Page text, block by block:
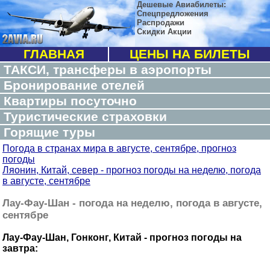
Дешевые Авиабилеты:
Спецпредложения
Распродажи
Скидки Акции
ГЛАВНАЯ
ЦЕНЫ НА БИЛЕТЫ
ТАКСИ, трансферы в аэропорты
Бронирование отелей
Квартиры посуточно
Туристические страховки
Горящие туры
Погода в странах мира в августе, сентябре, прогноз
погоды
Ляонин, Китай, север - прогноз погоды на неделю, погода
в августе, сентябре
Лау-Фау-Шан - погода на неделю, погода в августе,
сентябре
Лау-Фау-Шан, Гонконг, Китай - прогноз погоды на
завтра: